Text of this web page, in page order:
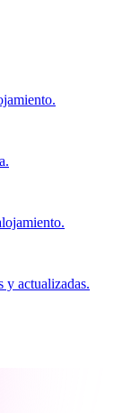
y actualizadas.